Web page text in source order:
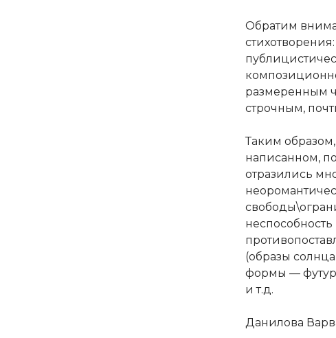
Обратим
размеренным
строчным,
Таким
написанном,
отразились
(образы
формы —
и т.д.
Данилова